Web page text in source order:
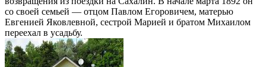
со своей семьей — отцом Павлом Егоровичем, матерью
Евгенией Яковлевной, сестрой Марией и братом Михаилом
переехал в усадьбу.